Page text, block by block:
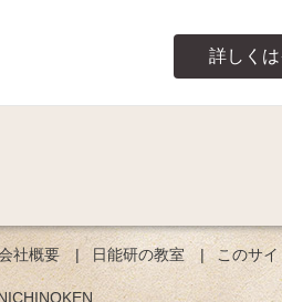
詳しく
社概要 日能研の教室 このサ